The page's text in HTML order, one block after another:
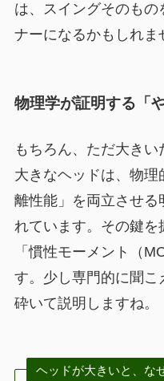
は、スイングそのもの
ナーになるかもしれま
物理学が証明する「
もちろん、ただ大き
大きなヘッドは、物
離性能」を両立させる
れています。その鍵を
「慣性モーメント（
す。少し専門的に聞
砕いて説明しますね。
ヘッドが大きいと、な